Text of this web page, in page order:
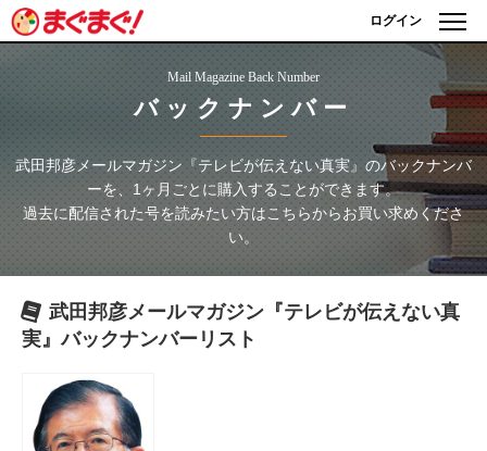
ログイン
Mail Magazine Back Number
バックナンバー
武田邦彦メールマガジン『テレビが伝えない真実』 のバックナンバ
ーを、1ヶ月ごとに購入することができます。
過去に配信された号を読みたい方はこちらからお買い求めくださ
い。
武田邦彦メールマガジン『テレビが伝えない真
実』バックナンバーリスト